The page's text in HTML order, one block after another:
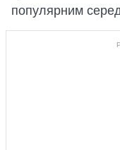
популярним серед